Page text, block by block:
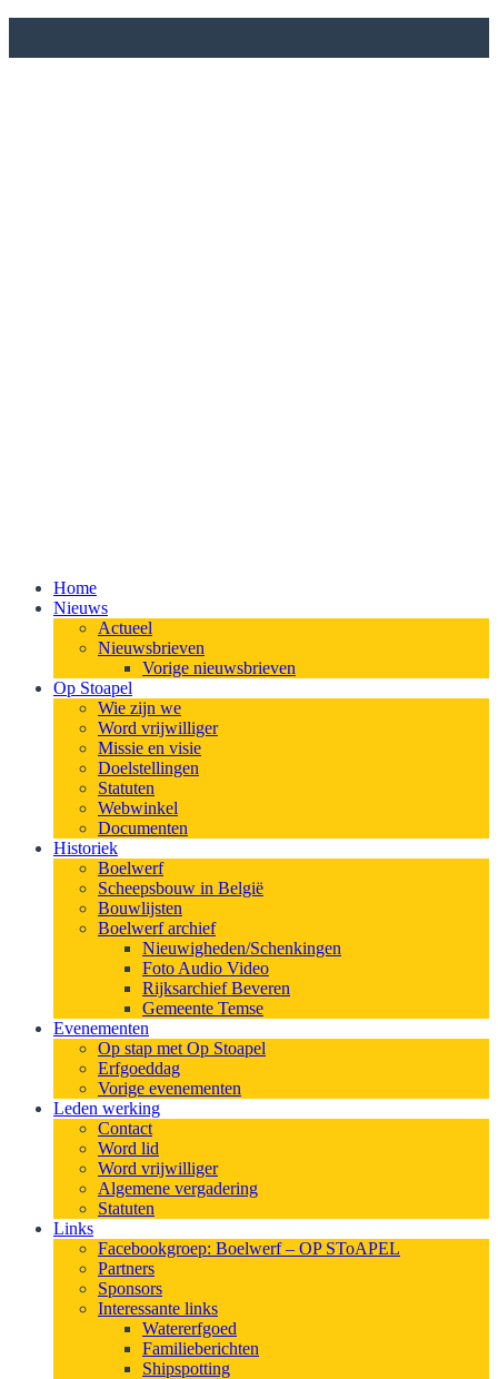
Home
Nieuws
Actueel
Nieuwsbrieven
Vorige nieuwsbrieven
Op Stoapel
Wie zijn we
Word vrijwilliger
Missie en visie
Doelstellingen
Statuten
Webwinkel
Documenten
Historiek
Boelwerf
Scheepsbouw in België
Bouwlijsten
Boelwerf archief
Nieuwigheden/Schenkingen
Foto Audio Video
Rijksarchief Beveren
Gemeente Temse
Evenementen
Op stap met Op Stoapel
Erfgoeddag
Vorige evenementen
Leden werking
Contact
Word lid
Word vrijwilliger
Algemene vergadering
Statuten
Links
Facebookgroep: Boelwerf – OP SToAPEL
Partners
Sponsors
Interessante links
Watererfgoed
Familieberichten
Shipspotting